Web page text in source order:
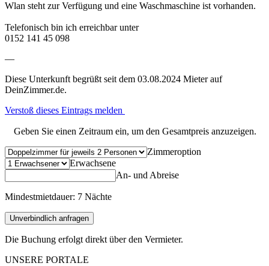
Wlan steht zur Verfügung und eine Waschmaschine ist vorhanden.
Telefonisch bin ich erreichbar unter
0152 141 45 098
—
Diese Unterkunft begrüßt seit dem 03.08.2024 Mieter auf
DeinZimmer.de.
Verstoß dieses Eintrags melden
Geben Sie einen Zeitraum ein, um den Gesamtpreis anzuzeigen.
Zimmeroption
Erwachsene
An- und Abreise
Mindestmietdauer: 7 Nächte
Unverbindlich anfragen
Die Buchung erfolgt direkt über den Vermieter.
UNSERE PORTALE